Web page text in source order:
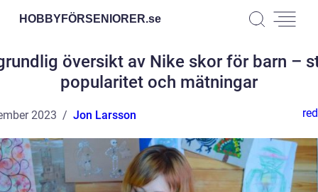
HOBBYFÖRSENIORER.se
översikt av Nike skor för barn –
popularitet och mätningar
2023 Jon Larsson